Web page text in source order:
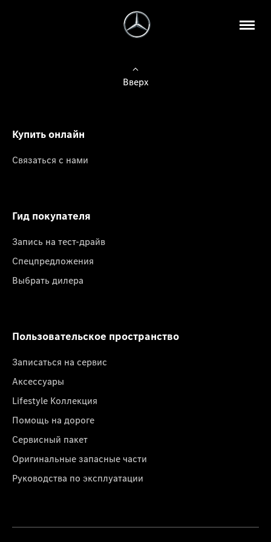
Вверх
Купить онлайн
Связаться с нами
Гид покупателя
Запись на тест-драйв
Спецпредложения
Выбрать дилера
Пользовательское пространство
Записаться на сервис
Аксессуары
Lifestyle Коллекция
Помощь на дороге
Сервисный пакет
Оригинальные запасные части
Руководства по эксплуатации